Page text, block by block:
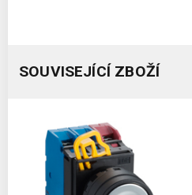
SOUVISEJÍCÍ ZBOŽÍ